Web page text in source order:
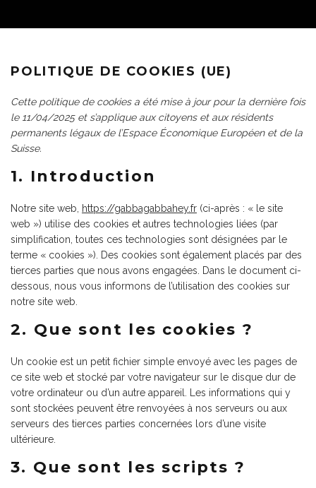
POLITIQUE DE COOKIES (UE)
Cette politique de cookies a été mise à jour pour la dernière fois
le 11/04/2025 et s’applique aux citoyens et aux résidents
permanents légaux de l’Espace Économique Européen et de la
Suisse.
1. Introduction
Notre site web, https://gabbagabbahey.fr (ci-après : « le site
web ») utilise des cookies et autres technologies liées (par
simplification, toutes ces technologies sont désignées par le
terme « cookies »). Des cookies sont également placés par des
tierces parties que nous avons engagées. Dans le document ci-
dessous, nous vous informons de l’utilisation des cookies sur
notre site web.
2. Que sont les cookies ?
Un cookie est un petit fichier simple envoyé avec les pages de
ce site web et stocké par votre navigateur sur le disque dur de
votre ordinateur ou d’un autre appareil. Les informations qui y
sont stockées peuvent être renvoyées à nos serveurs ou aux
serveurs des tierces parties concernées lors d’une visite
ultérieure.
3. Que sont les scripts ?